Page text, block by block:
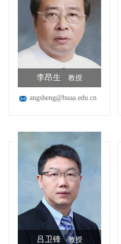
李昂生 教授
angsheng@buaa.edu.cn
吕卫锋 教授